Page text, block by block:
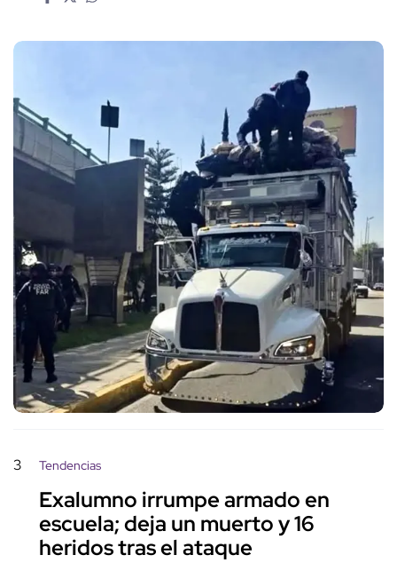
3 Tendencias
Exalumno irrumpe armado en
escuela; deja un muerto y 16
heridos tras el ataque